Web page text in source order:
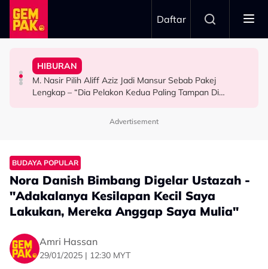
Skip to main content
Daftar
HIBURAN
M. Nasir Pilih Aliff Aziz, Melinda Dadew Hidupkan Kisah
Mansur & Liu
HIBURAN
M. Nasir Pilih Aliff Aziz Jadi Mansur Sebab Pakej
Lengkap – “Dia Pelakon Kedua Paling Tampan Di
GAYA HIDUP
Ramai Masih Bujang Bukan Kerana Memilih Tetapi...
HIBURAN
Impian Yusry Untuk Dikenali Sebagai Penyanyi Rock -
“Bila Saya Cakap Dengan Lisa Nak Buat…”
Advertisement
BUDAYA POPULAR
Nora Danish Bimbang Digelar Ustazah -
"Adakalanya Kesilapan Kecil Saya
Lakukan, Mereka Anggap Saya Mulia"
Amri Hassan
29/01/2025 | 12:30 MYT